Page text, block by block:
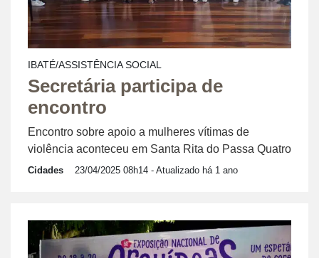
IBATÉ/ASSISTÊNCIA SOCIAL
Secretária participa de
encontro
Encontro sobre apoio a mulheres vítimas de
violência aconteceu em Santa Rita do Passa Quatro
Cidades 23/04/2025 08h14 - Atualizado há 1 ano